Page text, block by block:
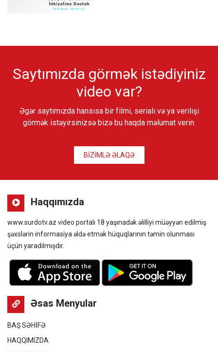
Saytımızda görmək istədiyiniz
video var?
Əgər saytımızda hansısa bir filmi, serialı və ya verilişi
görmək istəyirsinizsə bizə bu haqda məlumat verin.
BİZİMLƏ ƏLAQƏ
Haqqımızda
www.surdotv.az video portalı 18 yaşınadək əlilliyi müəyyən edilmiş
şəxslərin informasiya əldə etmək hüquqlarının təmin olunması
üçün yaradılmışdır.
Əsas Menyular
BAŞ SƏHİFƏ
HAQQIMIZDA